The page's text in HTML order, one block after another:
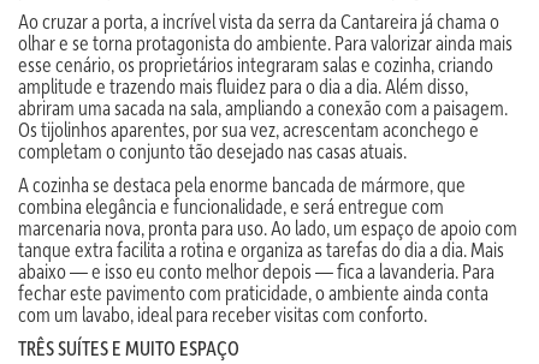
Ao cruzar a porta, a incrível vista da serra da Cantareira já chama o
olhar e se torna protagonista do ambiente. Para valorizar ainda mais
esse cenário, os proprietários integraram salas e cozinha, criando
amplitude e trazendo mais fluidez para o dia a dia. Além disso,
abriram uma sacada na sala, ampliando a conexão com a paisagem.
Os tijolinhos aparentes, por sua vez, acrescentam aconchego e
completam o conjunto tão desejado nas casas atuais.
A cozinha se destaca pela enorme bancada de mármore, que
combina elegância e funcionalidade, e será entregue com
marcenaria nova, pronta para uso. Ao lado, um espaço de apoio com
tanque extra facilita a rotina e organiza as tarefas do dia a dia. Mais
abaixo — e isso eu conto melhor depois — fica a lavanderia. Para
fechar este pavimento com praticidade, o ambiente ainda conta
com um lavabo, ideal para receber visitas com conforto.
TRÊS SUÍTES E MUITO ESPAÇO